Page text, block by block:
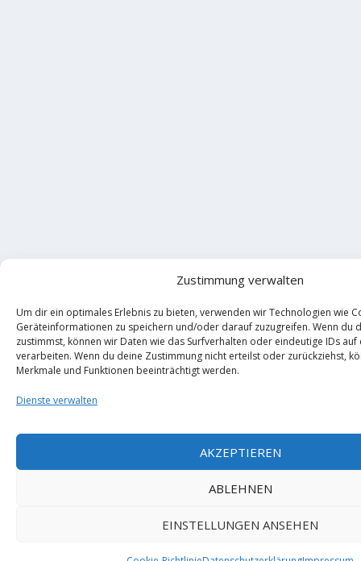
Zustimmung verwalten
Um dir ein optimales Erlebnis zu bieten, verwenden wir Technologien wie
Geräteinformationen zu speichern und/oder darauf zuzugreifen. Wenn du
zustimmst, können wir Daten wie das Surfverhalten oder eindeutige IDs
verarbeiten. Wenn du deine Zustimmung nicht erteilst oder zurückziehst,
Merkmale und Funktionen beeinträchtigt werden.
Dienste verwalten
AKZEPTIEREN
ABLEHNEN
EINSTELLUNGEN ANSEHEN